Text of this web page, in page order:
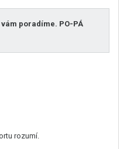
poradíme. PO-PÁ
rozumí.